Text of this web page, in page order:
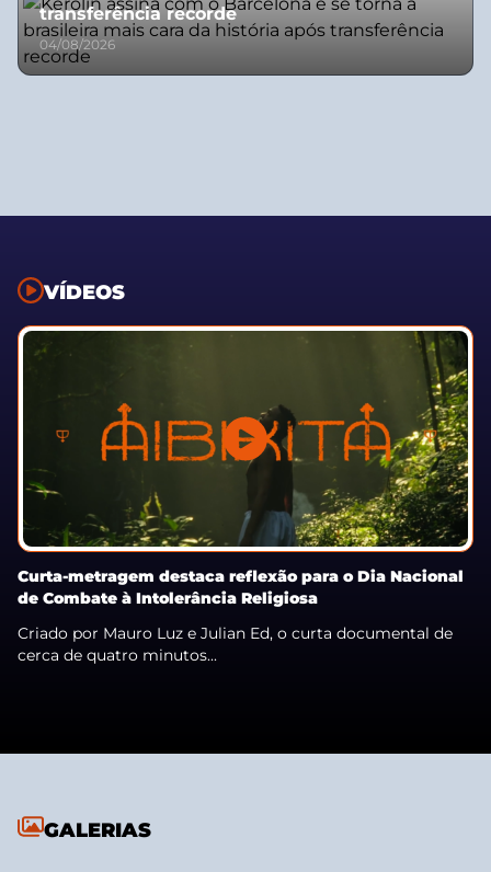
transferência recorde
04/08/2026
VÍDEOS
Curta-metragem destaca reflexão para o Dia Nacional
de Combate à Intolerância Religiosa
Criado por Mauro Luz e Julian Ed, o curta documental de
cerca de quatro minutos...
GALERIAS